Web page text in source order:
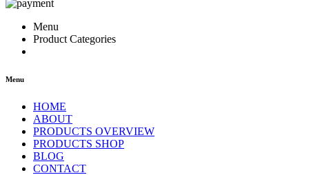
Menu
Product Categories
Menu
HOME
ABOUT
PRODUCTS OVERVIEW
PRODUCTS SHOP
BLOG
CONTACT